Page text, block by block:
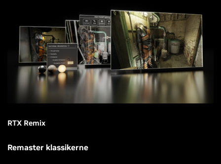
RTX Remix
Remaster klassikerne